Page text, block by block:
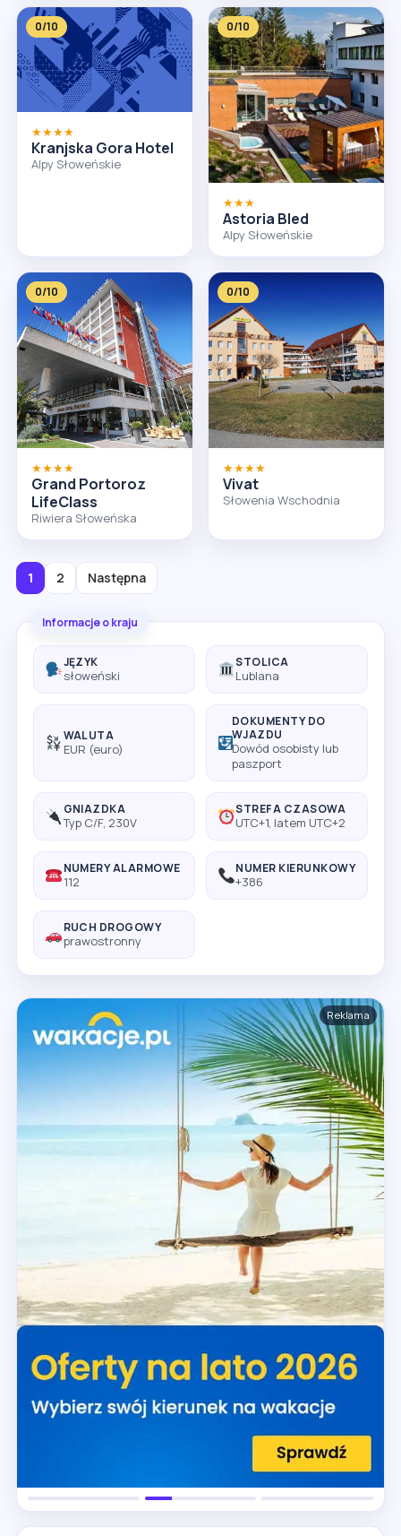
0/10
★★★★
Kranjska Gora Hotel
Alpy Słoweńskie
0/10
★★★
Astoria Bled
Alpy Słoweńskie
0/10
★★★★
Grand Portoroz
LifeClass
Riwiera Słoweńska
0/10
★★★★
Vivat
Słowenia Wschodnia
1 2 Następna
Informacje o kraju
JĘZYK
słoweński
STOLICA
Lublana
WALUTA
EUR (euro)
DOKUMENTY DO
WJAZDU
Dowód osobisty lub
paszport
GNIAZDKA
Typ C/F, 230V
STREFA CZASOWA
UTC+1, latem UTC+2
NUMERY ALARMOWE
112
NUMER KIERUNKOWY
+386
RUCH DROGOWY
prawostronny
Reklama